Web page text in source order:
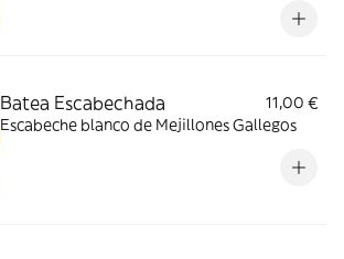
Batea Escabechada
11,00 €
Escabeche blanco de Mejillones Gallegos